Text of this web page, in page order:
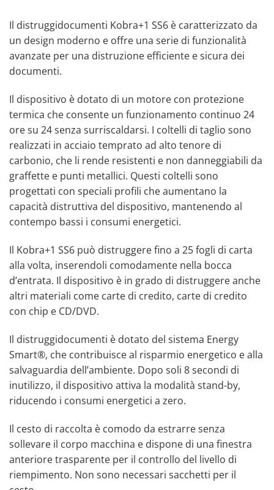
Il distruggidocumenti Kobra+1 SS6 è caratterizzato da
un design moderno e offre una serie di funzionalità
avanzate per una distruzione efficiente e sicura dei
documenti.
Il dispositivo è dotato di un motore con protezione
termica che consente un funzionamento continuo 24
ore su 24 senza surriscaldarsi. I coltelli di taglio sono
realizzati in acciaio temprato ad alto tenore di
carbonio, che li rende resistenti e non danneggiabili da
graffette e punti metallici. Questi coltelli sono
progettati con speciali profili che aumentano la
capacità distruttiva del dispositivo, mantenendo al
contempo bassi i consumi energetici.
Il Kobra+1 SS6 può distruggere fino a 25 fogli di carta
alla volta, inserendoli comodamente nella bocca
d’entrata. Il dispositivo è in grado di distruggere anche
altri materiali come carte di credito, carte di credito
con chip e CD/DVD.
Il distruggidocumenti è dotato del sistema Energy
Smart®, che contribuisce al risparmio energetico e alla
salvaguardia dell’ambiente. Dopo soli 8 secondi di
inutilizzo, il dispositivo attiva la modalità stand-by,
riducendo i consumi energetici a zero.
Il cesto di raccolta è comodo da estrarre senza
sollevare il corpo macchina e dispone di una finestra
anteriore trasparente per il controllo del livello di
riempimento. Non sono necessari sacchetti per il